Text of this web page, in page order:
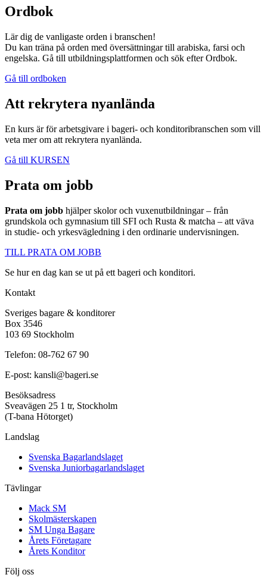
Ordbok
Lär dig de vanligaste orden i branschen!
Du kan träna på orden med översättningar till arabiska, farsi och
engelska. Gå till utbildningsplattformen och sök efter Ordbok.
Gå till ordboken
Att rekrytera nyanlända
En kurs är för arbetsgivare i bageri- och konditoribranschen som vill
veta mer om att rekrytera nyanlända.
Gå till KURSEN
Prata om jobb
Prata om jobb hjälper skolor och vuxenutbildningar – från
grundskola och gymnasium till SFI och Rusta & matcha – att väva
in studie- och yrkesvägledning i den ordinarie undervisningen.
TILL PRATA OM JOBB
Se hur en dag kan se ut på ett bageri och konditori.
Kontakt
Sveriges bagare & konditorer
Box 3546
103 69 Stockholm
Telefon: 08-762 67 90
E-post: kansli@bageri.se
Besöksadress
Sveavägen 25 1 tr, Stockholm
(T-bana Hötorget)
Landslag
Svenska Bagarlandslaget
Svenska Juniorbagarlandslaget
Tävlingar
Mack SM
Skolmästerskapen
SM Unga Bagare
Årets Företagare
Årets Konditor
Följ oss